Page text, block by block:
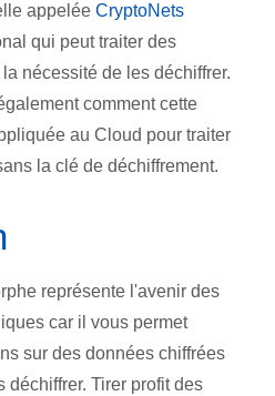
appelée CryptoNets
qui peut traiter des
nécessité de les déchiffrer.
comment cette
au Cloud pour traiter
la clé de déchiffrement.
représente l'avenir des
car il vous permet
sur des données chiffrées
déchiffrer. Tirer profit des